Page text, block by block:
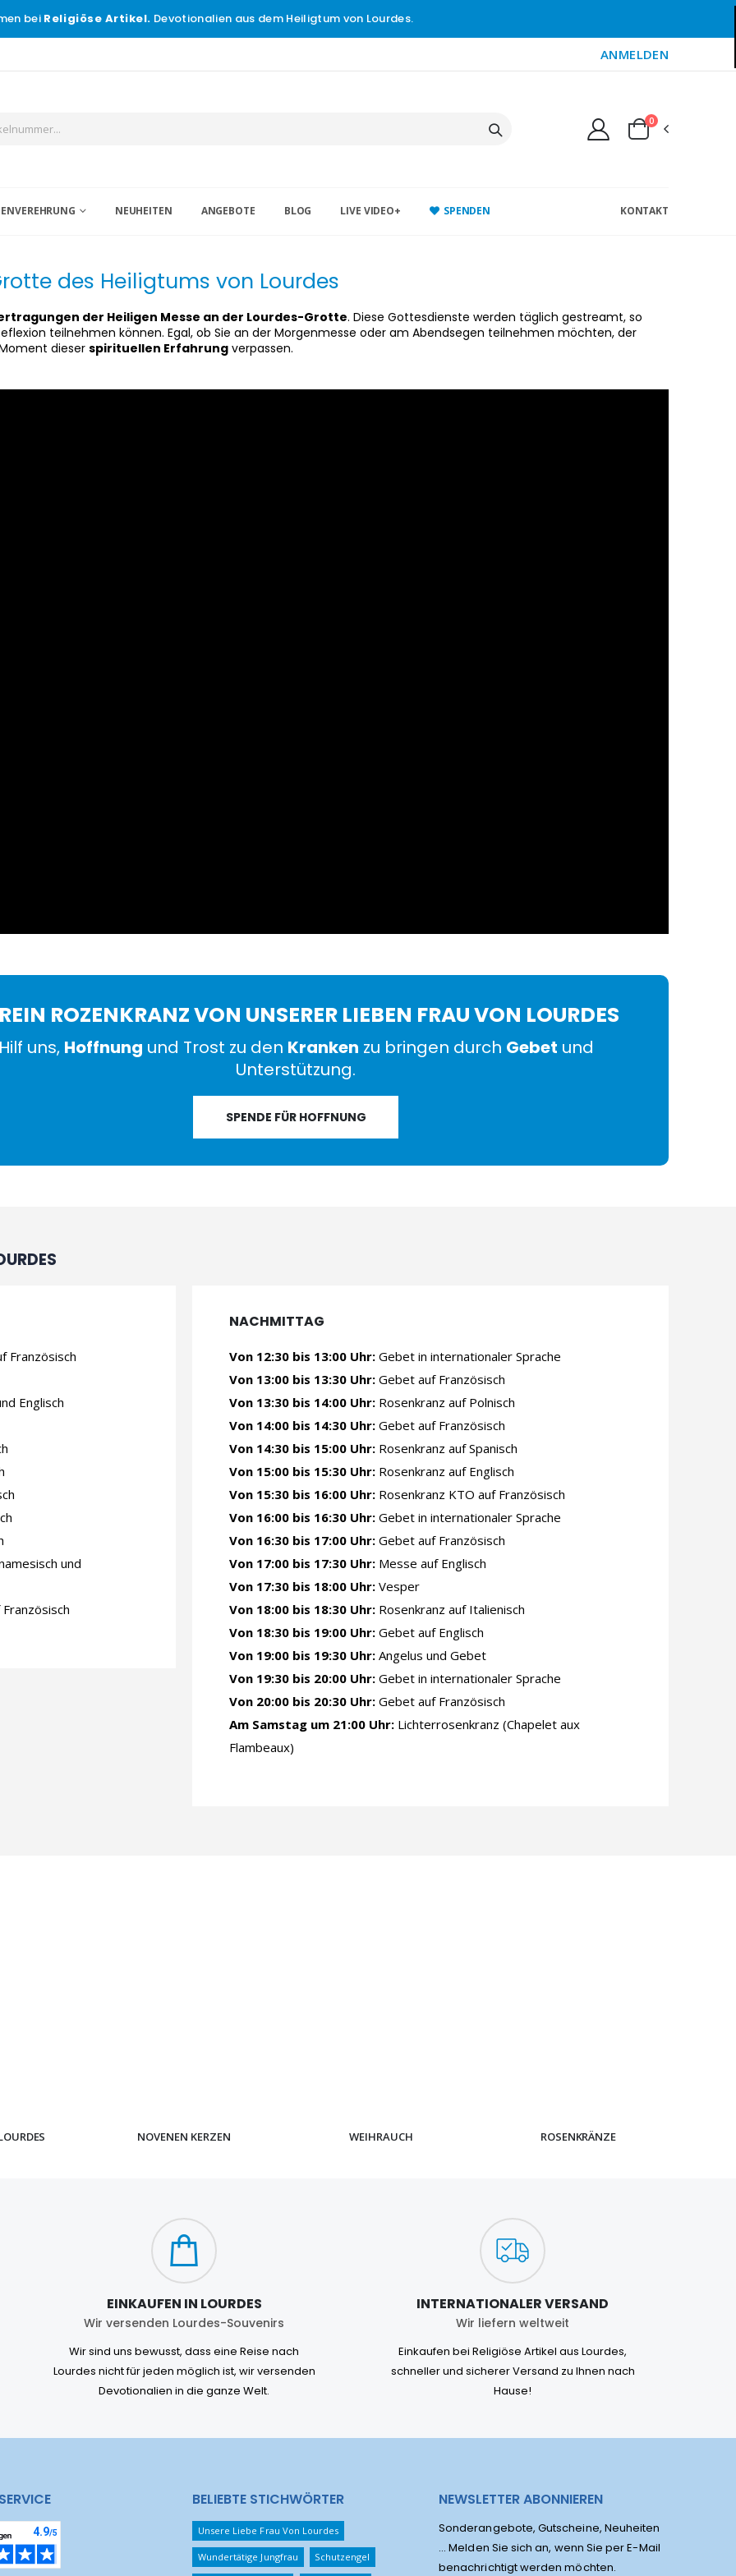
bei Religiöse Artikel. Devotionalien aus dem Heiligtum von Lourdes.
ANMELDEN
0
NEUHEITEN ANGEBOTE BLOG LIVE VIDEO+ SPENDEN KONTAKT
des Heiligtums von Lourdes
der Heiligen Messe an der Lourdes-Grotte. Diese Gottesdienste werden täglich gestreamt, so
teilnehmen können. Egal, ob Sie an der Morgenmesse oder am Abendsegen teilnehmen möchten, der
dieser spirituellen Erfahrung verpassen.
ROZENKRANZ VON UNSERER LIEBEN FRAU VON LOURDES
uns, Hoffnung und Trost zu den Kranken zu bringen durch Gebet und
Unterstützung.
SPENDE FÜR HOFFNUNG
Französisch
Englisch
und
NACHMITTAG
Von 12:30 bis 13:00 Uhr: Gebet in internationaler Sprache
Von 13:00 bis 13:30 Uhr: Gebet auf Französisch
Von 13:30 bis 14:00 Uhr: Rosenkranz auf Polnisch
Von 14:00 bis 14:30 Uhr: Gebet auf Französisch
Von 14:30 bis 15:00 Uhr: Rosenkranz auf Spanisch
Von 15:00 bis 15:30 Uhr: Rosenkranz auf Englisch
Von 15:30 bis 16:00 Uhr: Rosenkranz KTO auf Französisch
Von 16:00 bis 16:30 Uhr: Gebet in internationaler Sprache
Von 16:30 bis 17:00 Uhr: Gebet auf Französisch
Von 17:00 bis 17:30 Uhr: Messe auf Englisch
Von 17:30 bis 18:00 Uhr: Vesper
Von 18:00 bis 18:30 Uhr: Rosenkranz auf Italienisch
Von 18:30 bis 19:00 Uhr: Gebet auf Englisch
Von 19:00 bis 19:30 Uhr: Angelus und Gebet
Von 19:30 bis 20:00 Uhr: Gebet in internationaler Sprache
Von 20:00 bis 20:30 Uhr: Gebet auf Französisch
Am Samstag um 21:00 Uhr: Lichterrosenkranz (Chapelet aux
Flambeaux)
NOVENEN KERZEN WEIHRAUCH ROSENKRÄNZE
EINKAUFEN IN LOURDES
Wir versenden Lourdes-Souvenirs
Wir sind uns bewusst, dass eine Reise nach
Lourdes nicht für jeden möglich ist, wir versenden
Devotionalien in die ganze Welt.
INTERNATIONALER VERSAND
Wir liefern weltweit
Einkaufen bei Religiöse Artikel aus Lourdes,
schneller und sicherer Versand zu Ihnen nach
Hause!
BELIEBTE STICHWÖRTER
Unsere Liebe Frau Von Lourdes
Wundertätige Jungfrau Schutzengel
NEWSLETTER ABONNIEREN
Sonderangebote, Gutscheine, Neuheiten
... Melden Sie sich an, wenn Sie per E-Mail
benachrichtigt werden möchten.